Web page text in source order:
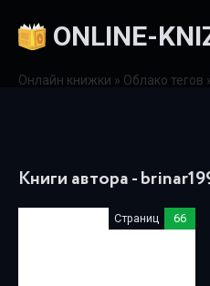
Онлайн книжки » Облако тегов
Книги автора -
Страниц 66